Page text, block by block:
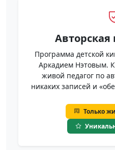
Программа детской
Аркадием Нэтовым.
живой педагог по
никаких записей и
Только